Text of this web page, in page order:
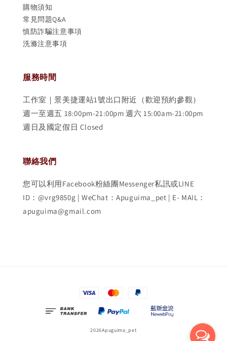
購物須知
常見問題Q&A
慎防詐騙注意事項
洗滌注意事項
服務時間
工作室｜景美捷運站1號出口附近（歡迎預約參觀）
週一至週五 18:00pm-21:00pm 週六 15:00am-21:00pm
週日及國定假日 Closed
聯絡我們
您可以利用Facebook粉絲團Messenger私訊或LINE
ID：@vrg9850g | WeChat：Apuguima_pet | E- MAIL：
apuguima@gmail.com
2026Apuguima_pet